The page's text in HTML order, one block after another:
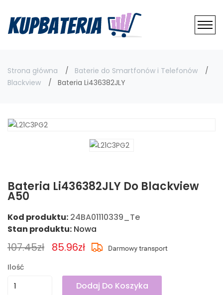
Strona główna
Baterie do Smartfonów i Telefonów
Blackview
Bateria Li436382JLY
Bateria Li436382JLY Do Blackview
A50
Kod produktu: 24BA01110339_Te
Stan produktu: Nowa
107.45zł 85.96zł
Ilość
Dodaj Do Koszyka